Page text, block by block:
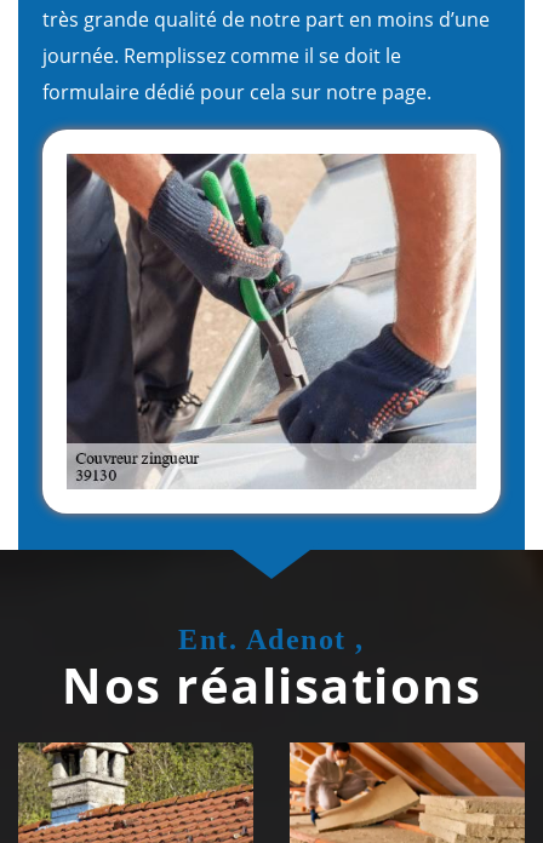
très grande qualité de notre part en moins d’une
journée. Remplissez comme il se doit le
formulaire dédié pour cela sur notre page.
Ent. Adenot ,
Nos réalisations
Couvreur
zingueur 39
Jura
Isolation de
toiture 39
Jura